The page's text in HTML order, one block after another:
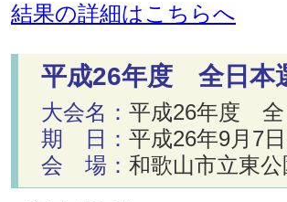
結果の詳細はこちらへ
平成26年度 全日本
大会名： 平成26年度 全
期 日： 平成26年9月7
会 場： 和歌山市立東